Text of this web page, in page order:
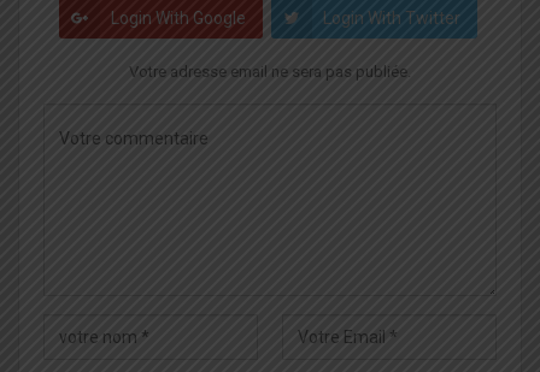
Login With Google Login With Twitter
Votre adresse email ne sera pas publiée.